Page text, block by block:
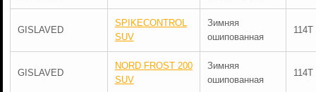
GISLAVED
SPIKECONTROL
SUV
Зимняя
ошипованная
114T
GISLAVED
NORD FROST 200
SUV
Зимняя
ошипованная
114T